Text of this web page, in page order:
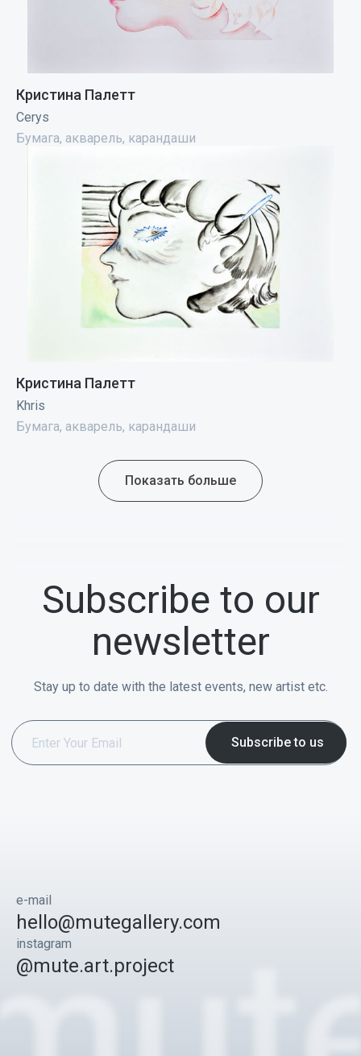
Кристина Палетт
Cerys
Бумага, акварель, карандаши
Кристина Палетт
Khris
Бумага, акварель, карандаши
Показать больше
Subscribe to our
newsletter
Stay up to date with the latest events, new artist etc.
e-mail
hello@mutegallery.com
instagram
@mute.art.project